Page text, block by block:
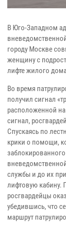
В Юго-Западном
городу Москве
женщину с
лифте жилого
Во время
получил сигнал
расположенной
сигнал,
Спускаясь по
крики о помощи,
службы и до их
лифтовую кабину.
росгвардейцы
убедившись, что
маршрут